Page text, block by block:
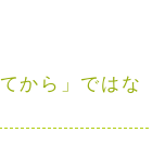
から」ではな